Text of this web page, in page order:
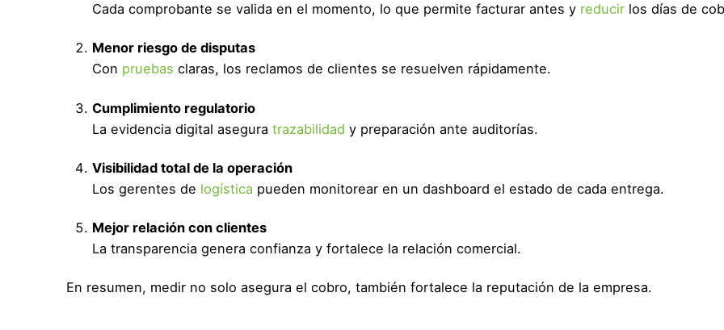
Cada comprobante se valida en el momento, lo que permite facturar antes y reducir los días de
Menor riesgo de disputas
Con pruebas claras, los reclamos de clientes se resuelven rápidamente.
Cumplimiento regulatorio
La evidencia digital asegura trazabilidad y preparación ante auditorías.
Visibilidad total de la operación
Los gerentes de logística pueden monitorear en un dashboard el estado de cada entrega.
Mejor relación con clientes
La transparencia genera confianza y fortalece la relación comercial.
En resumen, medir no solo asegura el cobro, también fortalece la reputación de la empresa.